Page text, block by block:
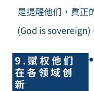
是提醒他们，真正
(God is sovereign)
9.赋权他们
在各领域创
新